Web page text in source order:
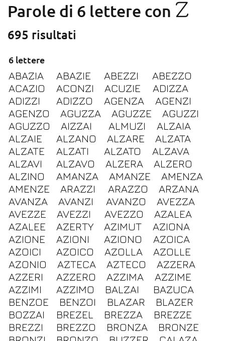
Parole di 6 lettere con Z
695 risultati
6 lettere
ABAZIA ABAZIE ABEZZI
ABEZZO
ACAZIO
ACONZI ACUZIE
ADIZZA
ADIZZI
ADIZZO AGENZA
AGENZI
AGENZO
AGUZZA AGUZZE
AGUZZI
AGUZZO
AIZZAI ALMUZI
ALZAIA
ALZAIE
ALZANO ALZARE
ALZATA
ALZATE
ALZATI ALZATO
ALZAVA
ALZAVI
ALZAVO ALZERA
ALZERO
ALZINO
AMANZA AMANZE
AMENZA
AMENZE
ARAZZI ARAZZO
ARZANA
AVANZA
AVANZI AVANZO
AVEZZA
AVEZZE
AVEZZI AVEZZO
AZALEA
AZALEE
AZERTY AZIMUT
AZIONA
AZIONE
AZIONI AZIONO
AZOICA
AZOICI
AZOICO AZOLLA
AZOLLE
AZONIO
AZTECA AZTECO
AZZERA
AZZERI
AZZERO AZZIMA
AZZIME
AZZIMI
AZZIMO BALZAI
BAZUCA
BENZOE
BENZOI BLAZAR
BLAZER
BOZZAI
BREZEL BREZZA
BREZZE
BREZZI
BREZZO BRONZA
BRONZE